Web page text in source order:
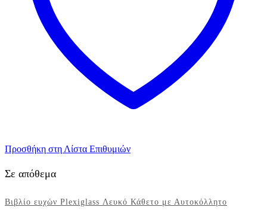
Προσθήκη στη Λίστα Επιθυμιών
Σε απόθεμα
Βιβλίο ευχών Plexiglass Λευκό Κάθετο με Αυτοκόλλητο